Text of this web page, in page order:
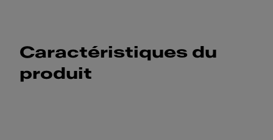
Caractéristiques du
produit